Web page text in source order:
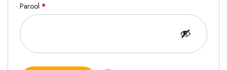
Parool *